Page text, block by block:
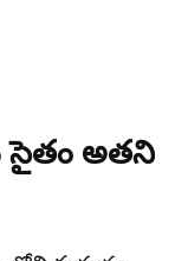
సైతం అతని